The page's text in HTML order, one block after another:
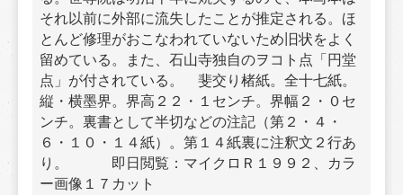
それ以前に外部に流失したことが推定される。ほ
とんど修理がおこなわれていないため旧状をよく
留めている。また、石山寺独自のヲコト点「円堂
点」が付されている。　斐交り楮紙。全十七紙。
縦・横墨界。界高２２・１センチ。界幅２・０セ
ンチ。裏書として半切などの注記（第２・４・
６・１０・１４紙）。第１４紙裏に注釈文２行あ
り。　　　即日閲覧：マイクロＲ１９９２、カラ
ー画像１７カット